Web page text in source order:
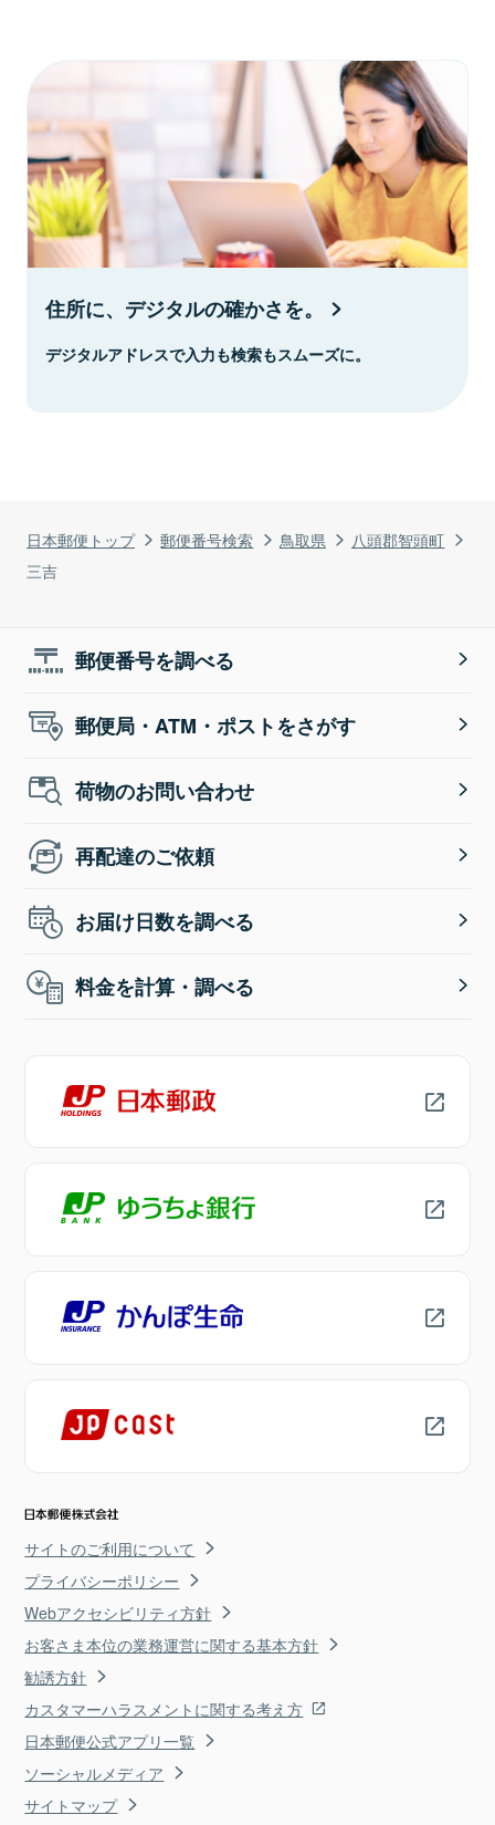
日本郵便トップ 郵便番号検索 鳥取県
八頭郡智頭町
三吉
住所に、デジタルの確かさを。
デジタルアドレスで入力も検索もスムーズに。
郵便番号を調べる
郵便局・ATM・ポストをさがす
荷物のお問い合わせ
再配達のご依頼
お届け日数を調べる
料金を計算・調べる
サイトのご利用について
プライバシーポリシー
Webアクセシビリティ方針
お客さま本位の業務運営に関する基本方針
勧誘方針
カスタマーハラスメントに関する考え方
日本郵便公式アプリ一覧
ソーシャルメディア
サイトマップ